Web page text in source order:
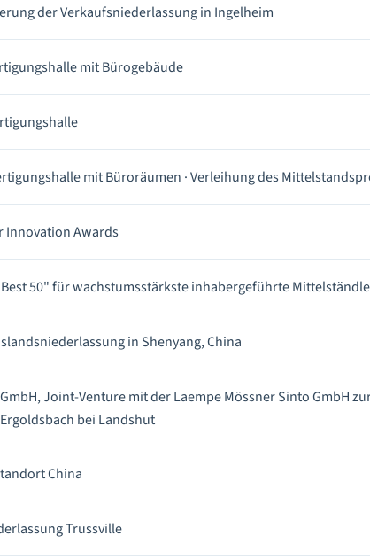
der Verkaufsniederlassung in Ingelheim
mit Bürogebäude
mit Büroräumen · Verleihung des
Innovation Awards
50" für wachstumsstärkste inhabergeführte
in Shenyang, China
Joint-Venture mit der Laempe Mössner Sinto GmbH
bei Landshut
China
Trussville